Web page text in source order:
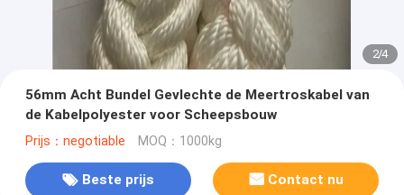
2/4
56mm Acht Bundel Gevlechte de Meertroskabel van
de Kabelpolyester voor Scheepsbouw
Prijs：negotiable MOQ：1000kg
Beste prijs Contact nu